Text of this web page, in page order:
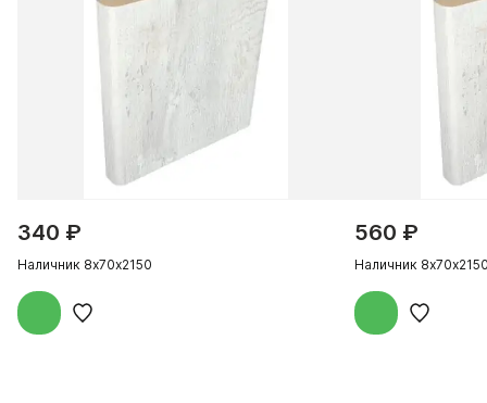
340 ₽
Наличник 8х70х2150
560 ₽
Наличник